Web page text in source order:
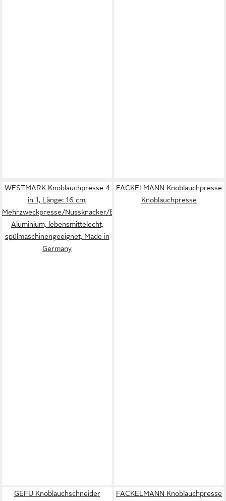
WESTMARK Knoblauchpresse 4
in 1, Länge: 16 cm,
Mehrzweckpresse/Nussknacker/Entkerner/Fischentsc,
Aluminium, lebensmittelecht,
spülmaschinengeeignet, Made in
Germany
FACKELMANN Knoblauchpresse
Knoblauchpresse
GEFU Knoblauchschneider
FACKELMANN Knoblauchpresse